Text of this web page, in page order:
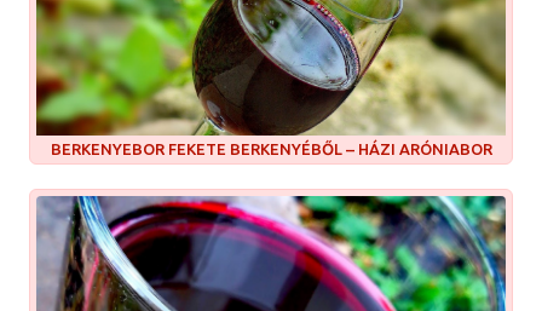
BERKENYEBOR FEKETE BERKENYÉBŐL – HÁZI ARÓNIABOR